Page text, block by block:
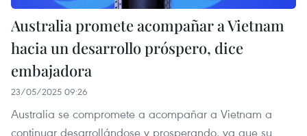
Australia promete acompañar a Vietnam
hacia un desarrollo próspero, dice
embajadora
23/05/2025 09:26
Australia se compromete a acompañar a Vietnam a
continuar desarrollándose y prosperando, ya que su